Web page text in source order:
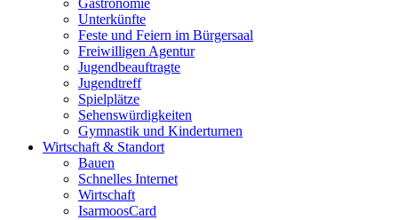
Gastronomie
Unterkünfte
Feste und Feiern im Bürgersaal
Freiwilligen Agentur
Jugendbeauftragte
Jugendtreff
Spielplätze
Sehenswürdigkeiten
Gymnastik und Kinderturnen
Wirtschaft & Standort
Bauen
Schnelles Internet
Wirtschaft
IsarmoosCard